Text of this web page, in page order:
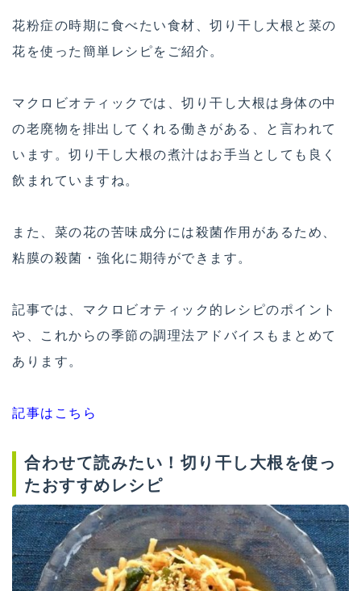
花粉症の時期に食べたい食材、切り干し大根と菜の
花を使った簡単レシピをご紹介。
マクロビオティックでは、切り干し大根は身体の中
の老廃物を排出してくれる働きがある、と言われて
います。切り干し大根の煮汁はお手当としても良く
飲まれていますね。
また、菜の花の苦味成分には殺菌作用があるため、
粘膜の殺菌・強化に期待ができます。
記事では、マクロビオティック的レシピのポイント
や、これからの季節の調理法アドバイスもまとめて
あります。
記事はこちら
合わせて読みたい！切り干し大根を使っ
たおすすめレシピ